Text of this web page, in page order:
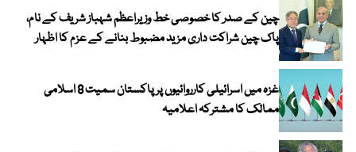
چین کے صدر کا خصوصی خط وزیراعظم شہباز شریف کے نام،
پاک چین شراکت داری مزید مضبوط بنانے کے عزم کا اظہار
غزہ میں اسرائیلی کارروائیوں پر پاکستان سمیت 8 اسلامی
ممالک کا مشترکہ اعلامیہ